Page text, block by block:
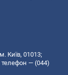
Київ, 01013;
телефон — (044)